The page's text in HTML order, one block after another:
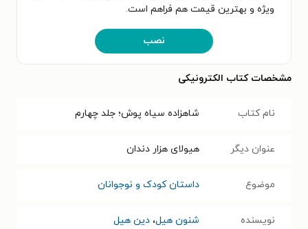
ویژه و بهترین قیمت هم فراهم است.
نصب
مشخصات کتاب الکترونیکی
نام کتاب شاهزاده سیاه پوش؛ جلد چهارم
عنوان دیگر هیولای هزار دندان
موضوع داستان کودک و نوجوانان
نویسنده شنون هیل، دین هیل